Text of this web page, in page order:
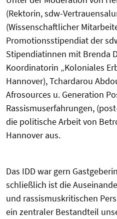
(Rektorin, sdw-
(Wissenschaftlicher
Promotionsstipendiat der
Stipendiatinnen mit Brenda
Koordinatorin „Koloniales
Hannover), Tchardarou
Afrosources u. Generation
Rassismuserfahrungen,
die politische Arbeit von
Hannover aus.
Das IDD war gern
schließlich ist die
und rassismuskritischen
ein zentraler Bestandteil